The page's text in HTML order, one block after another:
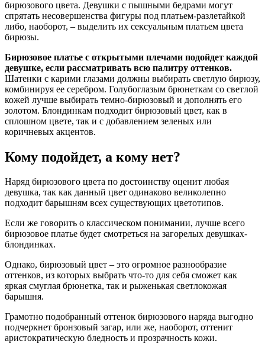
бирюзового цвета. Девушки с пышными бедрами могут
спрятать несовершенства фигуры под платьем-разлетайкой
либо, наоборот, – выделить их сексуальным платьем цвета
бирюзы.
Бирюзовое платье с открытыми плечами подойдет каждой
девушке, если рассматривать всю палитру оттенков.
Шатенки с карими глазами должны выбирать светлую бирюзу,
комбинируя ее серебром. Голубоглазым брюнеткам со светлой
кожей лучше выбирать темно-бирюзовый и дополнять его
золотом. Блондинкам подходит бирюзовый цвет, как в
сплошном цвете, так и с добавлением зеленых или
коричневых акцентов.
Кому подойдет, а кому нет?
Наряд бирюзового цвета по достоинству оценит любая
девушка, так как данный цвет одинаково великолепно
подходит барышням всех существующих цветотипов.
Если же говорить о классическом понимании, лучше всего
бирюзовое платье будет смотреться на загорелых девушках-
блондинках.
Однако, бирюзовый цвет – это огромное разнообразие
оттенков, из которых выбрать что-то для себя сможет как
яркая смуглая брюнетка, так и рыженькая светлокожая
барышня.
Грамотно подобранный оттенок бирюзового наряда выгодно
подчеркнет бронзовый загар, или же, наоборот, оттенит
аристократическую бледность и прозрачность кожи.